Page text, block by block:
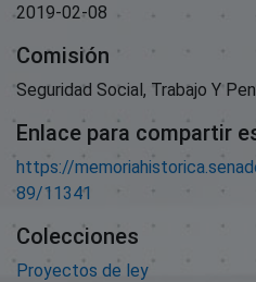
2019-02-08
Comisión
Seguridad Social, Trabajo Y
Enlace para compartir
https://
89/11341
Colecciones
Proyectos de ley